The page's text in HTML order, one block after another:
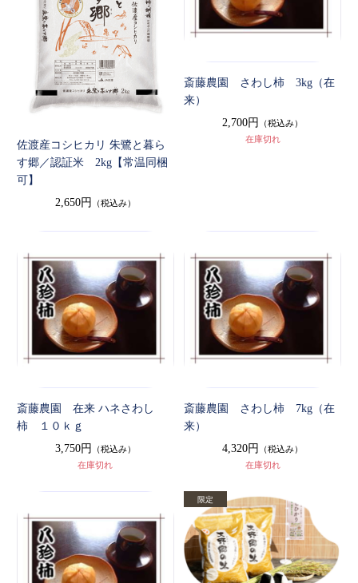
佐渡産コシヒカリ 朱鷺と暮ら
す郷／認証米 2kg【常温同梱
可】
2,650円
（税込み）
斎藤農園 さわし柿 3kg（在
来）
2,700円
（税込み）
在庫切れ
斎藤農園 在来 ハネさわし
柿 １０ｋｇ
3,750円
（税込み）
在庫切れ
斎藤農園 さわし柿 7kg（在
来）
4,320円
（税込み）
在庫切れ